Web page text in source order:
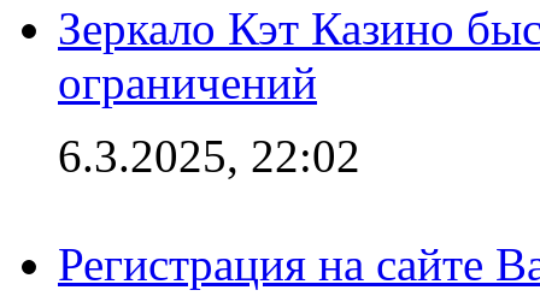
Зеркало Кэт Казино
ограничений
6.3.2025, 22:02
Регистрация на сайте